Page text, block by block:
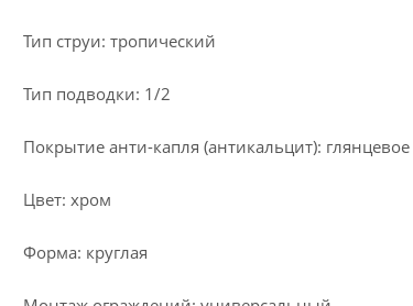
Тип струи: тропический
Тип подводки: 1/2
Покрытие анти-капля (антикальцит): глянцевое
Цвет: хром
Форма: круглая